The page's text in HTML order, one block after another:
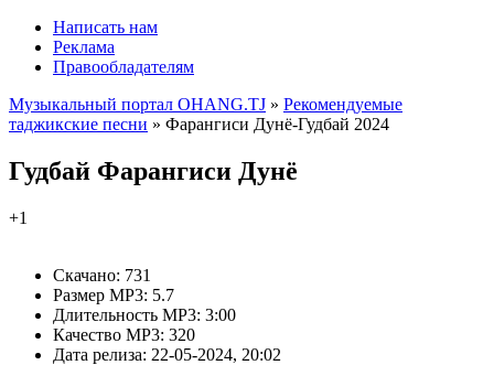
Написать нам
Реклама
Правообладателям
Музыкальный портал OHANG.TJ » Рекомендуемые
таджикские песни » Фарангиси Дунё-Гудбай 2024
Гудбай Фарангиси Дунё
+1
Скачано: 731
Размер MP3: 5.7
Длительность MP3: 3:00
Качество MP3: 320
Дата релиза: 22-05-2024, 20:02